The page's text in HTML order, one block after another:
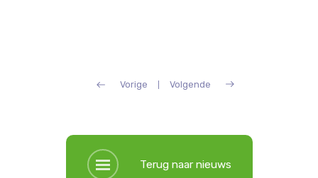
Vorige Volgende
Terug naar nieuws